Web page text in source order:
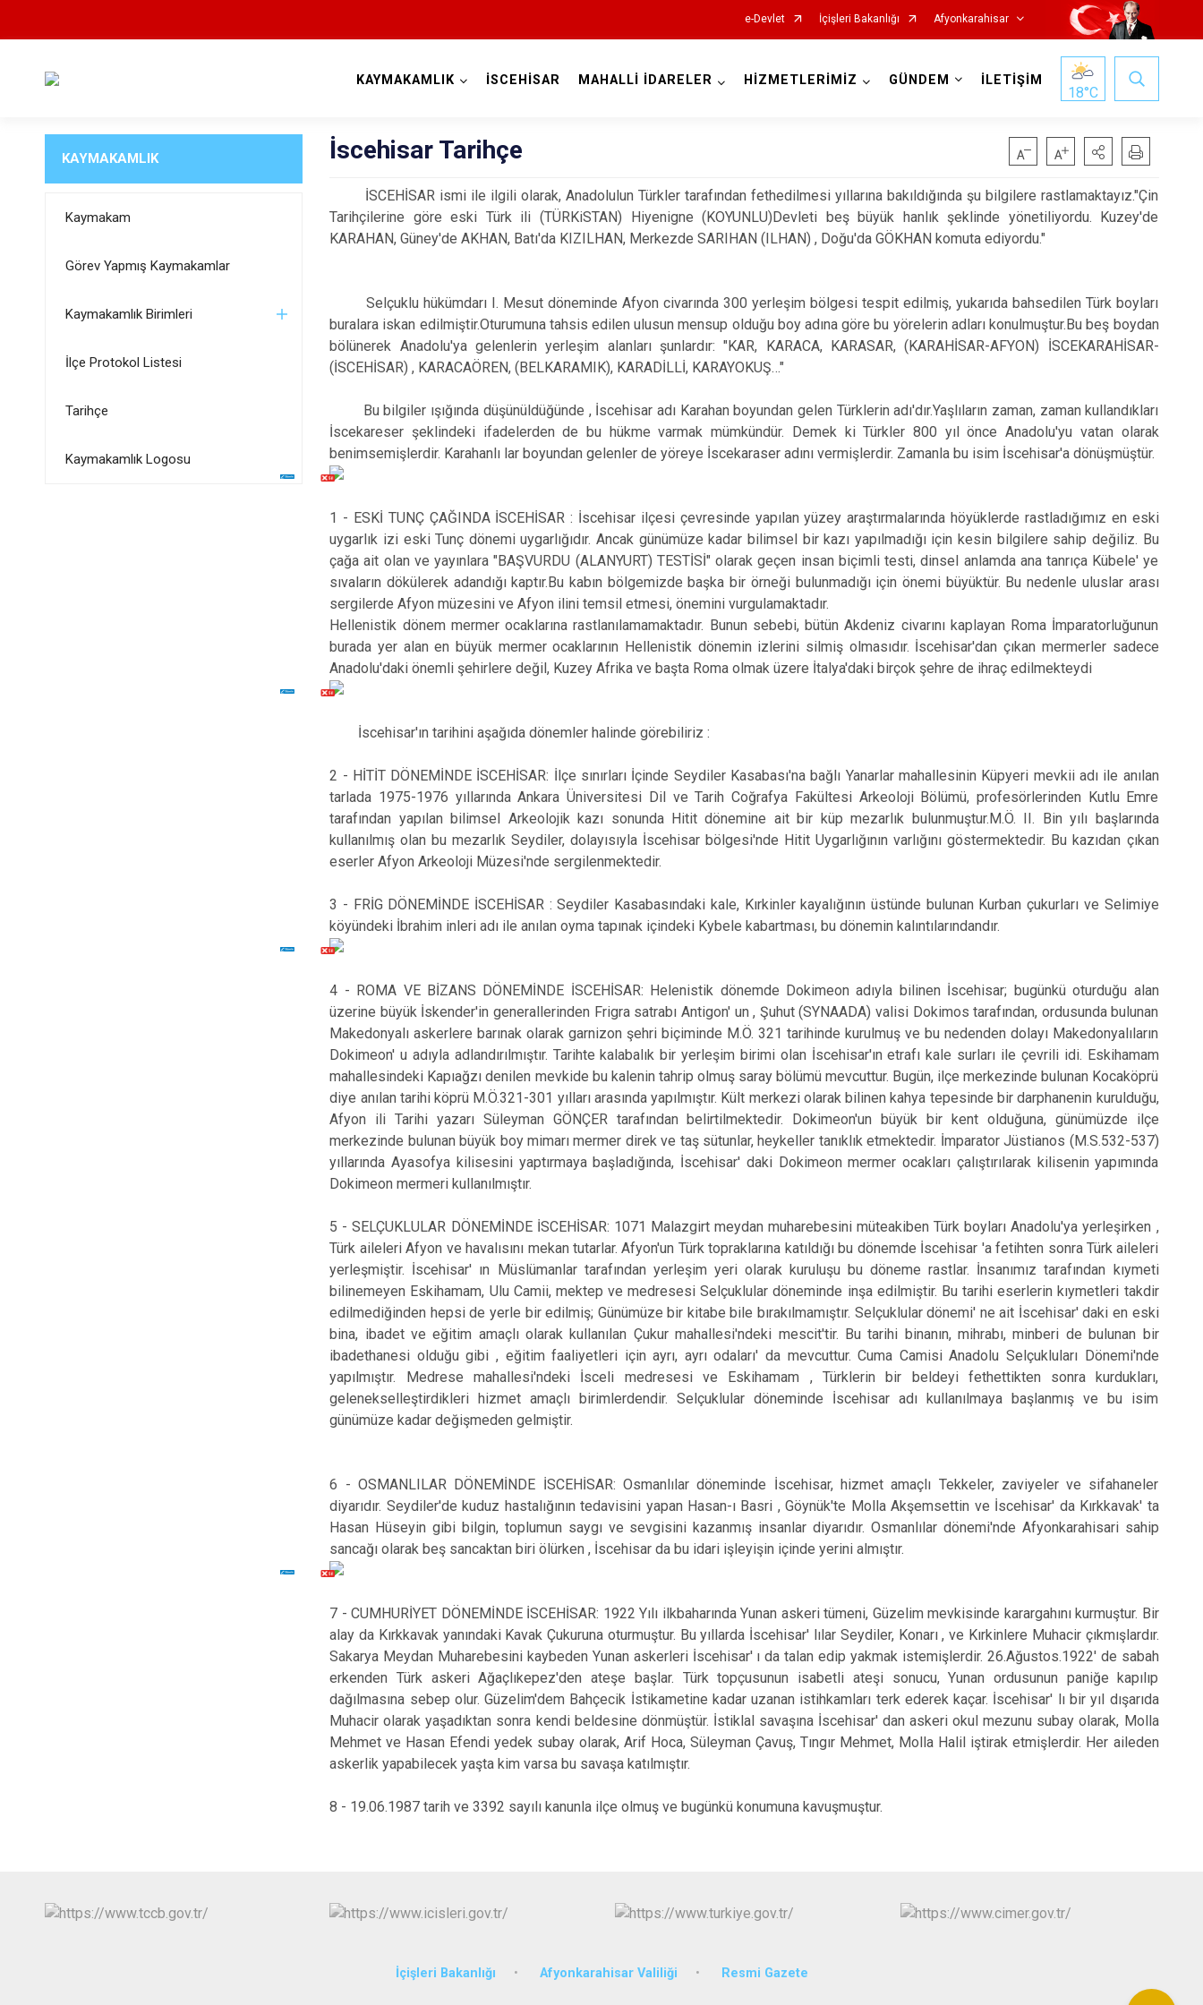
e-Devlet İçişleri Bakanlığı Afyonkarahisar
Başmakçı
Bolvadin
Çay
Çobanlar
Dazkırı
Dinar
Emirdağ
İscehisar
Kızılören
Şuhut
Sultandağı
Sinanpaşa
KAYMAKAMLIK İSCEHİSAR MAHALLİ İDARELER HİZMETLERİMİZ GÜNDEM İLETİŞİM
18°C
KAYMAKAMLIK
Kaymakam
Görev Yapmış Kaymakamlar
Kaymakamlık Birimleri
İlçe Protokol Listesi
Tarihçe
Kaymakamlık Logosu
İscehisar Tarihçe
İSCEHİSAR ismi ile ilgili olarak, Anadolulun Türkler tarafından fethedilmesi yıllarına bakıldığında şu bilgilere rastlamaktayız."Çin
Tarihçilerine göre eski Türk ili (TÜRKiSTAN) Hiyenigne (KOYUNLU)Devleti beş büyük hanlık şeklinde yönetiliyordu. Kuzey'de
KARAHAN, Güney'de AKHAN, Batı'da KIZILHAN, Merkezde SARIHAN (ILHAN) , Doğu'da GÖKHAN komuta ediyordu."
Selçuklu hükümdarı I. Mesut döneminde Afyon civarında 300 yerleşim bölgesi tespit edilmiş, yukarıda bahsedilen Türk boyları
buralara iskan edilmiştir.Oturumuna tahsis edilen ulusun mensup olduğu boy adına göre bu yörelerin adları konulmuştur.Bu beş boydan
bölünerek Anadolu'ya gelenlerin yerleşim alanları şunlardır: "KAR, KARACA, KARASAR, (KARAHİSAR-AFYON) İSCEKARAHİSAR-
(İSCEHİSAR) , KARACAÖREN, (BELKARAMIK), KARADİLLİ, KARAYOKUŞ…"
Bu bilgiler ışığında düşünüldüğünde , İscehisar adı Karahan boyundan gelen Türklerin adı'dır.Yaşlıların zaman, zaman kullandıkları
İscekareser şeklindeki ifadelerden de bu hükme varmak mümkündür. Demek ki Türkler 800 yıl önce Anadolu'yu vatan olarak
benimsemişlerdir. Karahanlı lar boyundan gelenler de yöreye İscekaraser adını vermişlerdir. Zamanla bu isim İscehisar'a dönüşmüştür.
1 - ESKİ TUNÇ ÇAĞINDA İSCEHİSAR : İscehisar ilçesi çevresinde yapılan yüzey araştırmalarında höyüklerde rastladığımız en eski
uygarlık izi eski Tunç dönemi uygarlığıdır. Ancak günümüze kadar bilimsel bir kazı yapılmadığı için kesin bilgilere sahip değiliz. Bu
çağa ait olan ve yayınlara "BAŞVURDU (ALANYURT) TESTİSİ" olarak geçen insan biçimli testi, dinsel anlamda ana tanrıça Kübele' ye
sıvaların dökülerek adandığı kaptır.Bu kabın bölgemizde başka bir örneği bulunmadığı için önemi büyüktür. Bu nedenle uluslar arası
sergilerde Afyon müzesini ve Afyon ilini temsil etmesi, önemini vurgulamaktadır.
Hellenistik dönem mermer ocaklarına rastlanılamamaktadır. Bunun sebebi, bütün Akdeniz civarını kaplayan Roma İmparatorluğunun
burada yer alan en büyük mermer ocaklarının Hellenistik dönemin izlerini silmiş olmasıdır. İscehisar'dan çıkan mermerler sadece
Anadolu'daki önemli şehirlere değil, Kuzey Afrika ve başta Roma olmak üzere İtalya'daki birçok şehre de ihraç edilmekteydi
İscehisar'ın tarihini aşağıda dönemler halinde görebiliriz :
2 - HİTİT DÖNEMİNDE İSCEHİSAR: İlçe sınırları İçinde Seydiler Kasabası'na bağlı Yanarlar mahallesinin Küpyeri mevkii adı ile anılan
tarlada 1975-1976 yıllarında Ankara Üniversitesi Dil ve Tarih Coğrafya Fakültesi Arkeoloji Bölümü, profesörlerinden Kutlu Emre
tarafından yapılan bilimsel Arkeolojik kazı sonunda Hitit dönemine ait bir küp mezarlık bulunmuştur.M.Ö. II. Bin yılı başlarında
kullanılmış olan bu mezarlık Seydiler, dolayısıyla İscehisar bölgesi'nde Hitit Uygarlığının varlığını göstermektedir. Bu kazıdan çıkan
eserler Afyon Arkeoloji Müzesi'nde sergilenmektedir.
3 - FRİG DÖNEMİNDE İSCEHİSAR : Seydiler Kasabasındaki kale, Kırkinler kayalığının üstünde bulunan Kurban çukurları ve Selimiye
köyündeki İbrahim inleri adı ile anılan oyma tapınak içindeki Kybele kabartması, bu dönemin kalıntılarındandır.
4 - ROMA VE BİZANS DÖNEMİNDE İSCEHİSAR: Helenistik dönemde Dokimeon adıyla bilinen İscehisar; bugünkü oturduğu alan
üzerine büyük İskender'in generallerinden Frigra satrabı Antigon' un , Şuhut (SYNAADA) valisi Dokimos tarafından, ordusunda bulunan
Makedonyalı askerlere barınak olarak garnizon şehri biçiminde M.Ö. 321 tarihinde kurulmuş ve bu nedenden dolayı Makedonyalıların
Dokimeon' u adıyla adlandırılmıştır. Tarihte kalabalık bir yerleşim birimi olan İscehisar'ın etrafı kale surları ile çevrili idi. Eskihamam
mahallesindeki Kapıağzı denilen mevkide bu kalenin tahrip olmuş saray bölümü mevcuttur. Bugün, ilçe merkezinde bulunan Kocaköprü
diye anılan tarihi köprü M.Ö.321-301 yılları arasında yapılmıştır. Kült merkezi olarak bilinen kahya tepesinde bir darphanenin kurulduğu,
Afyon ili Tarihi yazarı Süleyman GÖNÇER tarafından belirtilmektedir. Dokimeon'un büyük bir kent olduğuna, günümüzde ilçe
merkezinde bulunan büyük boy mimarı mermer direk ve taş sütunlar, heykeller tanıklık etmektedir. İmparator Jüstianos (M.S.532-537)
yıllarında Ayasofya kilisesini yaptırmaya başladığında, İscehisar' daki Dokimeon mermer ocakları çalıştırılarak kilisenin yapımında
Dokimeon mermeri kullanılmıştır.
5 - SELÇUKLULAR DÖNEMİNDE İSCEHİSAR: 1071 Malazgirt meydan muharebesini müteakiben Türk boyları Anadolu'ya yerleşirken ,
Türk aileleri Afyon ve havalısını mekan tutarlar. Afyon'un Türk topraklarına katıldığı bu dönemde İscehisar 'a fetihten sonra Türk aileleri
yerleşmiştir. İscehisar' ın Müslümanlar tarafından yerleşim yeri olarak kuruluşu bu döneme rastlar. İnsanımız tarafından kıymeti
bilinemeyen Eskihamam, Ulu Camii, mektep ve medresesi Selçuklular döneminde inşa edilmiştir. Bu tarihi eserlerin kıymetleri takdir
edilmediğinden hepsi de yerle bir edilmiş; Günümüze bir kitabe bile bırakılmamıştır. Selçuklular dönemi' ne ait İscehisar' daki en eski
bina, ibadet ve eğitim amaçlı olarak kullanılan Çukur mahallesi'ndeki mescit'tir. Bu tarihi binanın, mihrabı, minberi de bulunan bir
ibadethanesi olduğu gibi , eğitim faaliyetleri için ayrı, ayrı odaları' da mevcuttur. Cuma Camisi Anadolu Selçukluları Dönemi'nde
yapılmıştır. Medrese mahallesi'ndeki İsceli medresesi ve Eskihamam , Türklerin bir beldeyi fethettikten sonra kurdukları,
gelenekselleştirdikleri hizmet amaçlı birimlerdendir. Selçuklular döneminde İscehisar adı kullanılmaya başlanmış ve bu isim
günümüze kadar değişmeden gelmiştir.
6 - OSMANLILAR DÖNEMİNDE İSCEHİSAR: Osmanlılar döneminde İscehisar, hizmet amaçlı Tekkeler, zaviyeler ve sifahaneler
diyarıdır. Seydiler'de kuduz hastalığının tedavisini yapan Hasan-ı Basri , Göynük'te Molla Akşemsettin ve İscehisar' da Kırkkavak' ta
Hasan Hüseyin gibi bilgin, toplumun saygı ve sevgisini kazanmış insanlar diyarıdır. Osmanlılar dönemi'nde Afyonkarahisari sahip
sancağı olarak beş sancaktan biri ölürken , İscehisar da bu idari işleyişin içinde yerini almıştır.
7 - CUMHURİYET DÖNEMİNDE İSCEHİSAR: 1922 Yılı ilkbaharında Yunan askeri tümeni, Güzelim mevkisinde karargahını kurmuştur. Bir
alay da Kırkkavak yanındaki Kavak Çukuruna oturmuştur. Bu yıllarda İscehisar' lılar Seydiler, Konarı , ve Kırkinlere Muhacir çıkmışlardır.
Sakarya Meydan Muharebesini kaybeden Yunan askerleri İscehisar' ı da talan edip yakmak istemişlerdir. 26.Ağustos.1922' de sabah
erkenden Türk askeri Ağaçlıkepez'den ateşe başlar. Türk topçusunun isabetli ateşi sonucu, Yunan ordusunun paniğe kapılıp
dağılmasına sebep olur. Güzelim'dem Bahçecik İstikametine kadar uzanan istihkamları terk ederek kaçar. İscehisar' lı bir yıl dışarıda
Muhacir olarak yaşadıktan sonra kendi beldesine dönmüştür. İstiklal savaşına İscehisar' dan askeri okul mezunu subay olarak, Molla
Mehmet ve Hasan Efendi yedek subay olarak, Arif Hoca, Süleyman Çavuş, Tıngır Mehmet, Molla Halil iştirak etmişlerdir. Her aileden
askerlik yapabilecek yaşta kim varsa bu savaşa katılmıştır.
8 - 19.06.1987 tarih ve 3392 sayılı kanunla ilçe olmuş ve bugünkü konumuna kavuşmuştur.
İçişleri Bakanlığı Afyonkarahisar Valiliği Resmi Gazete